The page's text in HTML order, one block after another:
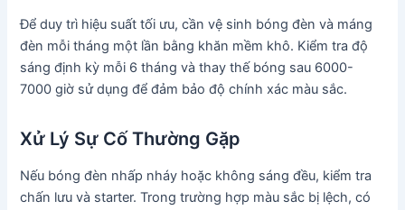
Để duy trì hiệu suất tối ưu, cần vệ sinh bóng đèn và máng
đèn mỗi tháng một lần bằng khăn mềm khô. Kiểm tra độ
sáng định kỳ mỗi 6 tháng và thay thế bóng sau 6000-
7000 giờ sử dụng để đảm bảo độ chính xác màu sắc.
Xử Lý Sự Cố Thường Gặp
Nếu bóng đèn nhấp nháy hoặc không sáng đều, kiểm tra
chấn lưu và starter. Trong trường hợp màu sắc bị lệch, có